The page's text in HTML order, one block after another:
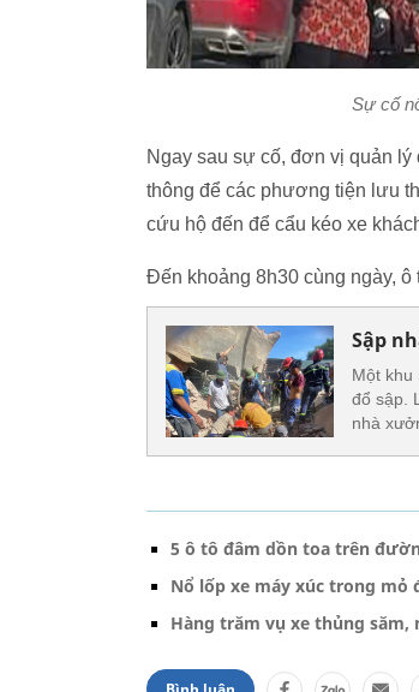
Sự cố
Ngay sau sự cố, đơn vị quản
thông để các phương tiện lưu
cứu hộ đến để cẩu kéo xe
Đến khoảng 8h30 cùng ngày,
Sập
Một khu
đổ sập.
nhà
5 ô tô đâm dồn toa trên
Nổ lốp xe máy xúc trong
Hàng trăm vụ xe thủng săm,